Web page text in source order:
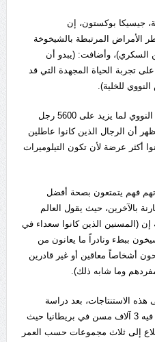
جيسيكا بوكستون، إن
الأمراض المرتبطة بالشيخوخة
السكري)، وأضافت: (يبدو أن
تجربة الحياة المجهدة التي قد
للخلية).
وفحصت بوكستون وزملاؤها الحمض النووي لما يزيد على 5600 رجل
ولدوا في فنلندا عام 1966، وظهر أن الرجال الذين كانوا عاطلين
أكثر عرضة لأن تكون التيلوميرات
فهم يتمتعون بصحة أفضل
بالآخرين، حيث يقول العالم
إن (المسنين الذين كانوا سعداء في
ببطء ونادراً ما يعانون من
أشخاصاً معاقين أو غير قادرين
وما شابه ذلك).
الاستنتاجات، بعد دراسة
وتحليل لنتائج الاستطلاع الذي شارك فيه 3 آلاف مسن في بريطانيا حيث
إلى ثلاث مجموعات حسب العمر